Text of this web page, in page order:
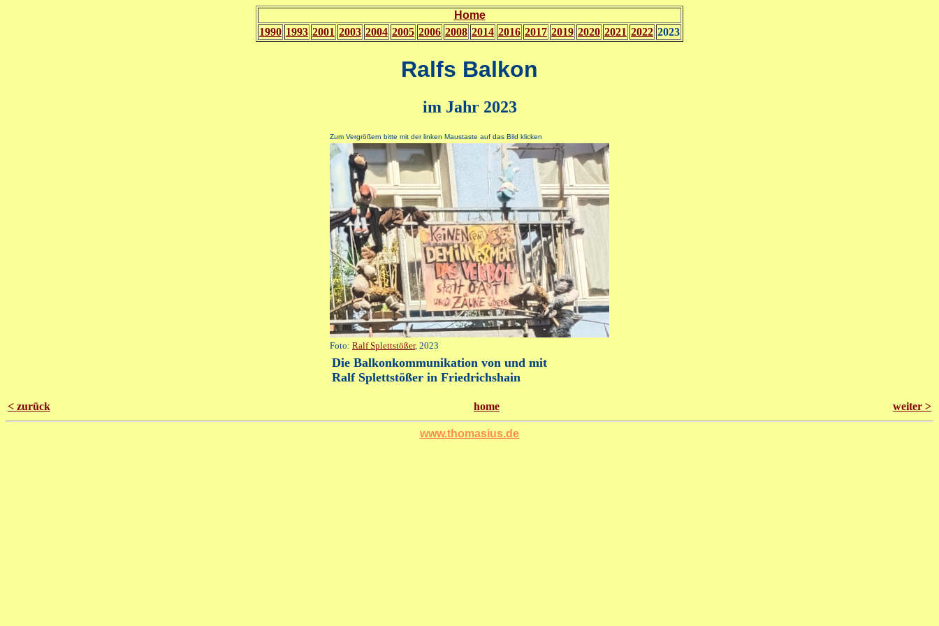
Home
1990 1993 2001 2003 2004 2005 2006 2008 2014 2016 2017 2019 2020 2021 2022 2023
Ralfs Balkon
im Jahr 2023
Zum Vergrößern bitte mit der linken Maustaste auf das Bild klicken
Foto: Ralf Splettstößer, 2023
Die Balkonkommunikation von und mit
Ralf Splettstößer in Friedrichshain
< zurück home weiter >
www.thomasius.de